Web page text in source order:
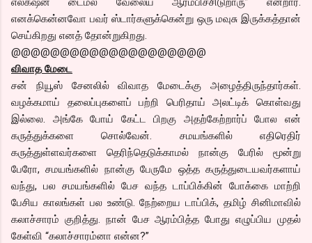
எனக்கென்னவோ பவர் ஸ்டார்களுக்கென்று ஒரு மவுசு இருக்கத்தான்
செய்கிறது எனத் தோன்றுகிறது.
@@@@@@@@@@@@@@@@@@@@
விவாத மேடை
சன் நியூஸ் சேனலில் விவாத மேடைக்கு அழைத்திருந்தார்கள்.
வழக்கமாய் தலைப்புகளைப் பற்றி பெரிதாய் அலட்டிக் கொள்வது
இல்லை. அங்கே போய் கேட்ட பிறகு அதற்கேற்றார்ப் போல என்
கருத்துக்களை சொல்வேன். சமயங்களில் எதிரெதிர்
கருத்துள்ளவர்களை தெரிந்தெடுக்காமல் நான்கு பேரில் மூன்று
பேரோ, சமயங்களில் நான்கு பேருமே ஒத்த கருத்துடையவர்களாய்
வந்து, பல சமயங்களில் பேச வந்த டாப்பிக்கின் போக்கை மாற்றி
பேசிய காலங்கள் பல உண்டு. நேற்றைய டாப்பிக், தமிழ் சினிமாவில்
கலாச்சாரம் குறித்து. நான் பேச ஆரம்பித்த போது எழுப்பிய முதல்
கேள்வி “கலாச்சாரம்னா என்ன?”